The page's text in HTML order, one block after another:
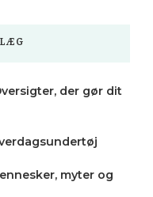
der gør dit
myter og